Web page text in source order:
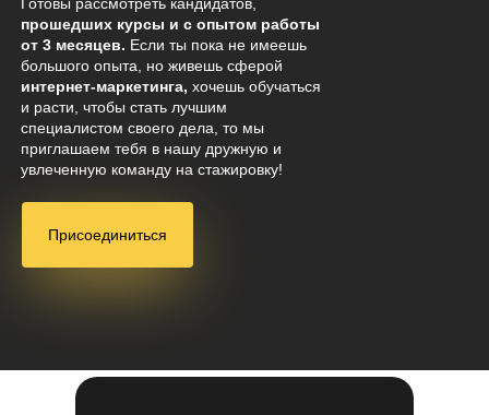
прошедших курсы и с опытом работы
от 3 месяцев. Если ты пока не имеешь
большого опыта, но живешь сферой
интернет-маркетинга, хочешь обучаться
и расти, чтобы стать лучшим
специалистом своего дела, то мы
приглашаем тебя в нашу дружную и
увлеченную команду на стажировку!
Присоединиться